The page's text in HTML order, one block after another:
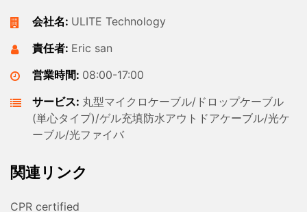
会社名: ULITE Technology
責任者: Eric san
営業時間: 08:00-17:00
サービス: 丸型マイクロケーブル/ドロップケーブル
(単心タイプ)/ゲル充填防水アウトドアケーブル/光ケ
ーブル/光ファイバ
関連リンク
CPR certified